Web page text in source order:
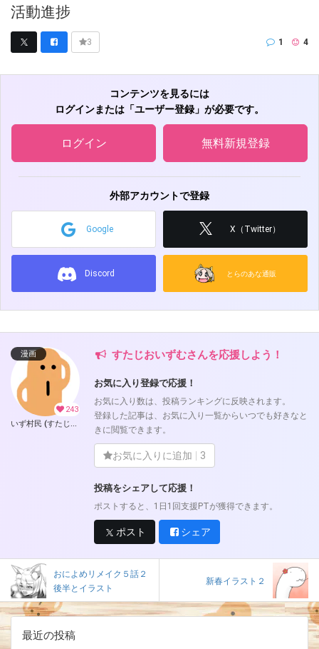
活動進捗
3 1 4
コンテンツを見るには
ログインまたは「ユーザー登録」が必要です。
ログイン 無料新規登録
外部アカウントで登録
Google X（Twitter）
Discord とらのあな通販
243
漫画
いず村民 (すたじおいずむ)
すたじおいずむさんを応援しよう！
お気に入り登録で応援！
お気に入り数は、投稿ランキングに反映されます。
登録した記事は、お気に入り一覧からいつでも好きなと
きに閲覧できます。
お気に入りに追加 3
投稿をシェアして応援！
ポストすると、1日1回支援PTが獲得できます。
ポスト シェア
おによめリメイク５話２
後半とイラスト
新春イラスト２
最近の投稿